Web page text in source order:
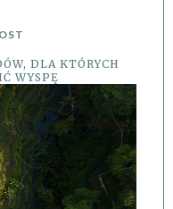
DLA KTÓRYCH
WYSPĘ